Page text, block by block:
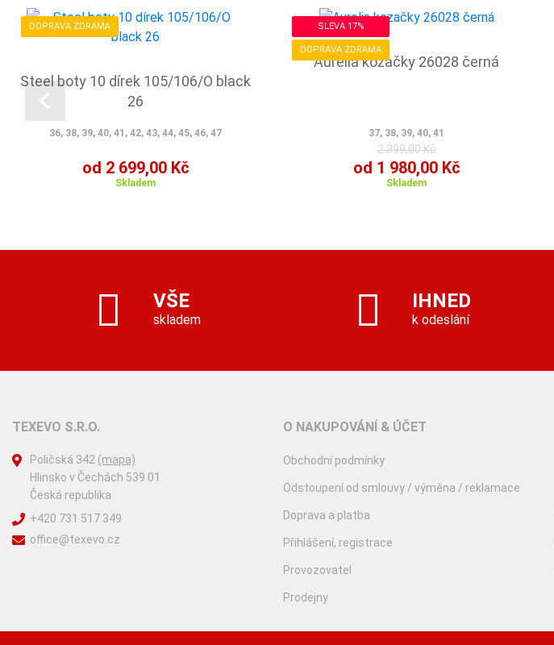
DOPRAVA ZDRAMA
Steel boty 10 dírek 105/106/O black
26
36, 38, 39, 40, 41, 42, 43, 44, 45, 46, 47
od 2 699,00 Kč
Skladem
SLEVA 17%
DOPRAVA ZDRAMA
Aurelia kozačky 26028 černá
37, 38, 39, 40, 41
2 399,00 Kč
od 1 980,00 Kč
Skladem
VŠE
skladem
IHNED
k odeslání
TEXEVO S.R.O.
Poličská 342 (mapa)
Hlinsko v Čechách 539 01
Česká republika
+420 731 517 349
office@texevo.cz
O NAKUPOVÁNÍ & ÚČET
Obchodní podmínky
Odstoupení od smlouvy / výměna / reklamace
Doprava a platba
Přihlášení, registrace
Provozovatel
Prodejny